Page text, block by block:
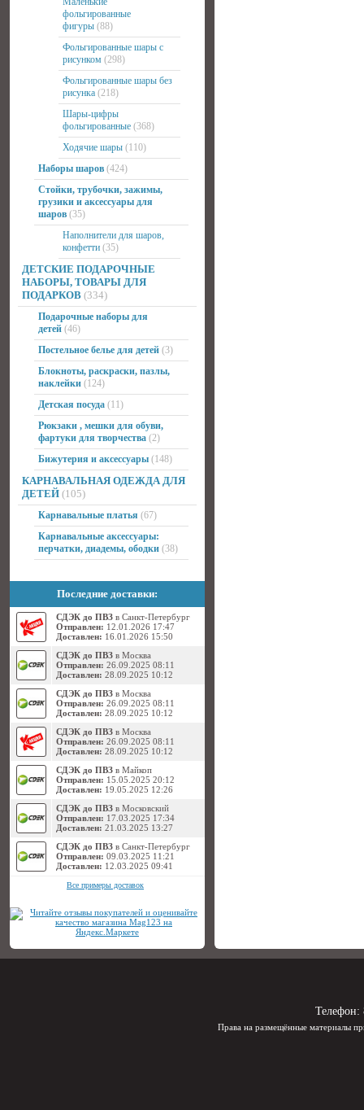
фольгированные
фигуры (88)
Фольгированные шары с
рисунком (298)
Фольгированные шары без
рисунка (218)
Шары-цифры
фольгированные (368)
Ходячие шары (110)
Наборы шаров (424)
Стойки, трубочки, зажимы,
грузики и аксессуары для
шаров (35)
Наполнители для шаров,
конфетти (35)
ДЕТСКИЕ ПОДАРОЧНЫЕ
НАБОРЫ, ТОВАРЫ ДЛЯ
ПОДАРКОВ (334)
Подарочные наборы для
детей (46)
Постельное белье для детей (3)
Блокноты, раскраски, пазлы,
наклейки (124)
Детская посуда (11)
Рюкзаки , мешки для обуви,
фартуки для творчества (2)
Бижутерия и аксессуары (148)
КАРНАВАЛЬНАЯ ОДЕЖДА ДЛЯ
ДЕТЕЙ (105)
Карнавальные платья (67)
Карнавальные аксессуары:
перчатки, диадемы, ободки (38)
Последние доставки:
СДЭК до ПВЗ в Санкт-Петербург
Отправлен: 12.01.2026 17:47
Доставлен: 16.01.2026 15:50
СДЭК до ПВЗ в Москва
Отправлен: 26.09.2025 08:11
Доставлен: 28.09.2025 10:12
СДЭК до ПВЗ в Москва
Отправлен: 26.09.2025 08:11
Доставлен: 28.09.2025 10:12
СДЭК до ПВЗ в Москва
Отправлен: 26.09.2025 08:11
Доставлен: 28.09.2025 10:12
СДЭК до ПВЗ в Майкоп
Отправлен: 15.05.2025 20:12
Доставлен: 19.05.2025 12:26
СДЭК до ПВЗ в Московский
Отправлен: 17.03.2025 17:34
Доставлен: 21.03.2025 13:27
СДЭК до ПВЗ в Санкт-Петербург
Отправлен: 09.03.2025 11:21
Доставлен: 12.03.2025 09:41
Все примеры доставок
Телефон:
Права на размещённые материалы